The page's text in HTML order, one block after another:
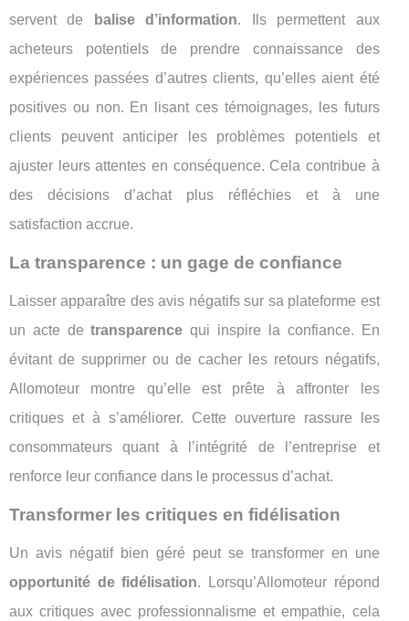
servent de
balise d’information. Ils permettent aux
acheteurs potentiels de prendre connaissance des
expériences passées d’autres clients, qu’elles aient été
positives ou non. En lisant ces témoignages, les futurs
clients peuvent anticiper les problèmes potentiels et
ajuster leurs attentes en conséquence. Cela contribue à
des décisions d’achat plus réfléchies et à une
satisfaction accrue.
La transparence : un gage de confiance
Laisser apparaître des avis négatifs sur sa plateforme est
un acte detransparence qui inspire la confiance. En
évitant de supprimer ou de cacher les retours négatifs,
Allomoteur montre qu’elle est prête à affronter les
critiques et à s’améliorer. Cette ouverture rassure les
consommateurs quant à l’intégrité de l’entreprise et
renforce leur confiance dans le processus d’achat.
Transformer les critiques en fidélisation
Un avis négatif bien géré peut se transformer en une
opportunité de fidélisation. Lorsqu’Allomoteur répond
aux critiques avec professionnalisme et empathie, cela